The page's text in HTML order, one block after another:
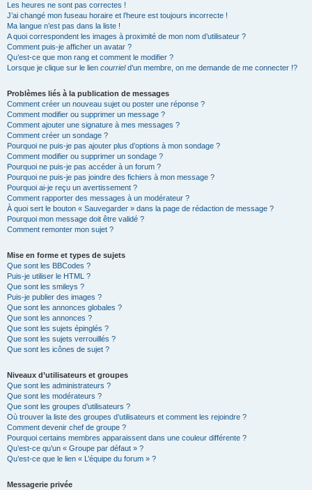
Les heures ne sont pas correctes !
J’ai changé mon fuseau horaire et l’heure est toujours incorrecte !
Ma langue n’est pas dans la liste !
A quoi correspondent les images à proximité de mon nom d’utilisateur ?
Comment puis-je afficher un avatar ?
Qu’est-ce que mon rang et comment le modifier ?
Lorsque je clique sur le lien courrield’un membre, on me demande de me connecter !?
Problèmes liés à la publication de messages
Comment créer un nouveau sujet ou poster une réponse ?
Comment modifier ou supprimer un message ?
Comment ajouter une signature à mes messages ?
Comment créer un sondage ?
Pourquoi ne puis-je pas ajouter plus d’options à mon sondage ?
Comment modifier ou supprimer un sondage ?
Pourquoi ne puis-je pas accéder à un forum ?
Pourquoi ne puis-je pas joindre des fichiers à mon message ?
Pourquoi ai-je reçu un avertissement ?
Comment rapporter des messages à un modérateur ?
À quoi sert le bouton « Sauvegarder » dans la page de rédaction de message ?
Pourquoi mon message doit être validé ?
Comment remonter mon sujet ?
Mise en forme et types de sujets
Que sont les BBCodes ?
Puis-je utiliser le HTML ?
Que sont les smileys ?
Puis-je publier des images ?
Que sont les annonces globales ?
Que sont les annonces ?
Que sont les sujets épinglés ?
Que sont les sujets verrouillés ?
Que sont les icônes de sujet ?
Niveaux d’utilisateurs et groupes
Que sont les administrateurs ?
Que sont les modérateurs ?
Que sont les groupes d’utilisateurs ?
Où trouver la liste des groupes d’utilisateurs et comment les rejoindre ?
Comment devenir chef de groupe ?
Pourquoi certains membres apparaissent dans une couleur différente ?
Qu’est-ce qu’un « Groupe par défaut » ?
Qu’est-ce que le lien « L’équipe du forum » ?
Messagerie privée